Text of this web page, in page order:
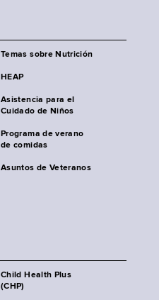
Temas sobre Nutrición
HEAP
Asistencia para el
Cuidado de Niños
Programa de verano
de comidas
Asuntos de Veteranos
Child Health Plus
(CHP)